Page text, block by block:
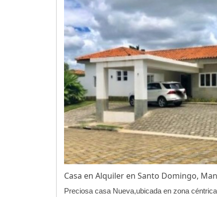
Casa en Alquiler en Santo Domingo,
Preciosa casa Nueva,ubicada en zona